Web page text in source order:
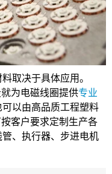
取决于具体应用。
为电磁线圈提供专业
以由高品质工程塑料
客户要求定制生产各
、执行器、步进电机